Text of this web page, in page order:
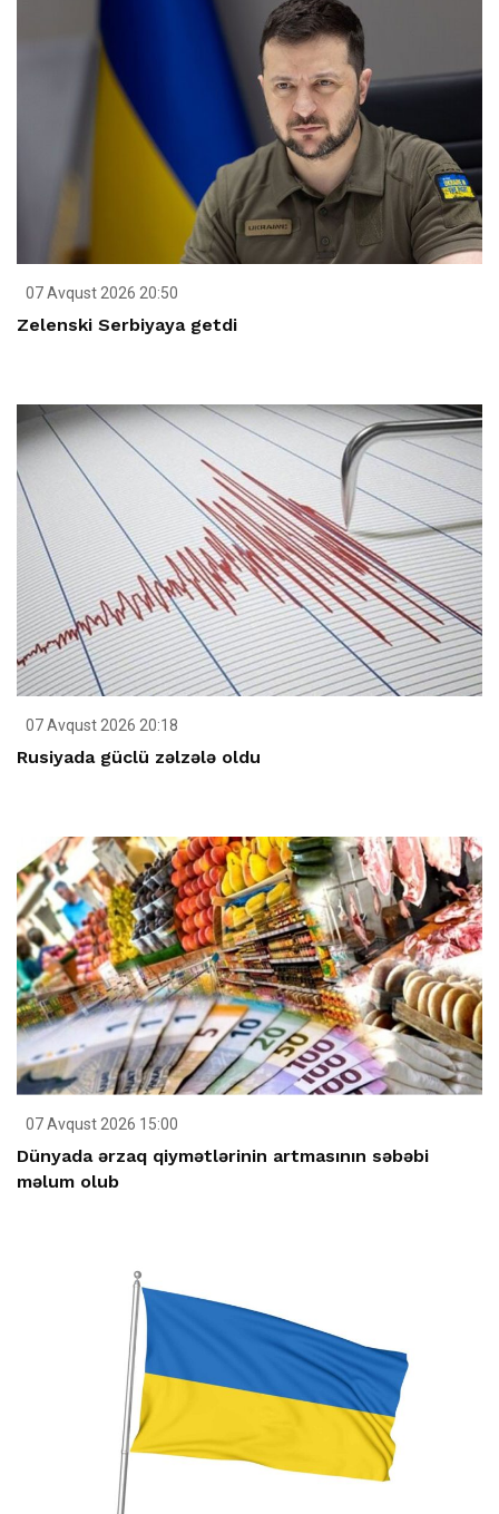
07 Avqust 2026 20:50
Zelenski Serbiyaya getdi
07 Avqust 2026 20:18
Rusiyada güclü zəlzələ oldu
07 Avqust 2026 15:00
Dünyada ərzaq qiymətlərinin artmasının səbəbi
məlum olub